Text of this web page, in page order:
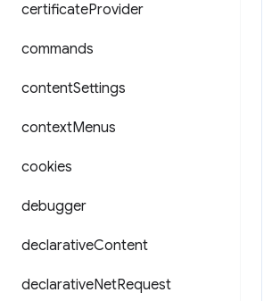
certificateProvider
commands
contentSettings
contextMenus
cookies
debugger
declarativeContent
declarativeNetRequest